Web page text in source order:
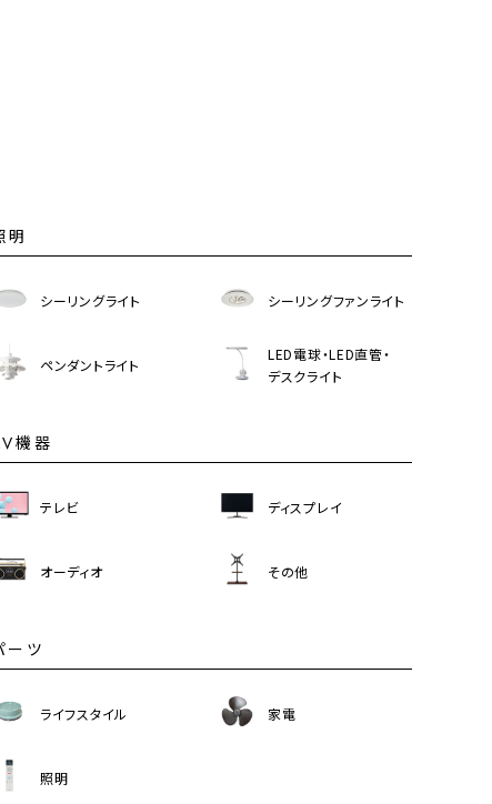
明
シーリングライト シーリングファンライト
ペンダントライト
LED電球・LED直管・
デスクライト
機器
テレビ ディスプレイ
オーディオ その他
ーツ
ライフスタイル 家電
照明